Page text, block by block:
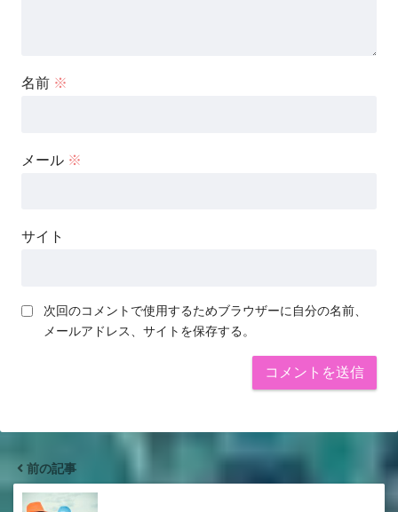
名前 ※
メール ※
サイト
次回のコメントで使用するためブラウザーに自分の名前、
メールアドレス、サイトを保存する。
前の記事